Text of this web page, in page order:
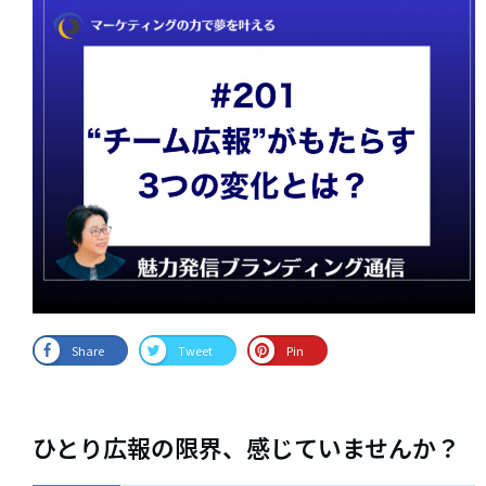
Share Tweet Pin
ひとり広報の限界、感じていませんか？